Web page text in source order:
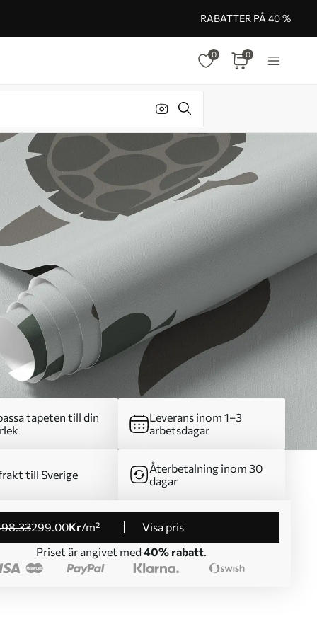
RABATTER PÅ 40 %
0 0
tapeten till din
Leverans inom 1–3
arbetsdagar
till Sverige
Återbetalning inom 30
dagar
.33299.00Kr/m²
Visa pris
Priset är angivet med 40% rabatt.